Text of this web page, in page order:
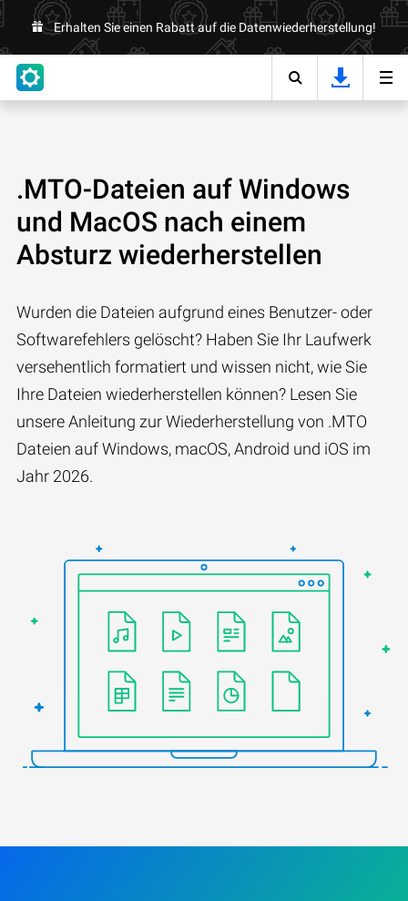
Erhalten Sie einen Rabatt auf die Datenwiederherstellung!
.MTO-Dateien auf Windows
und MacOS nach einem
Absturz wiederherstellen
Wurden die Dateien aufgrund eines Benutzer- oder
Softwarefehlers gelöscht? Haben Sie Ihr Laufwerk
versehentlich formatiert und wissen nicht, wie Sie
Ihre Dateien wiederherstellen können? Lesen Sie
unsere Anleitung zur Wiederherstellung von .MTO
Dateien auf Windows, macOS, Android und iOS im
Jahr 2026.